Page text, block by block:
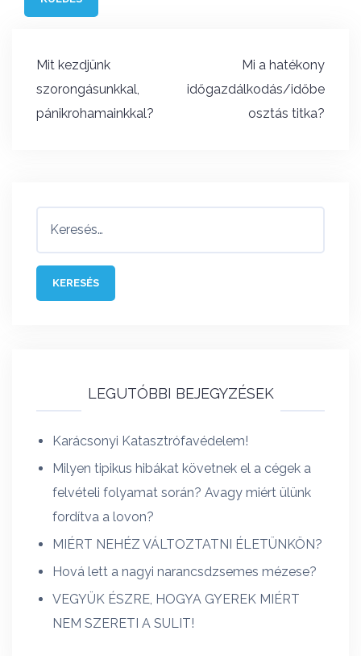
Bejegyzés
navigáció
Mit kezdjünk
szorongásunkkal,
pánikrohamainkkal?
Mi a hatékony
időgazdálkodás/időbe
osztás titka?
LEGUTÓBBI BEJEGYZÉSEK
Karácsonyi Katasztrófavédelem!
Milyen tipikus hibákat követnek el a cégek a
felvételi folyamat során? Avagy miért ülünk
fordítva a lovon?
MIÉRT NEHÉZ VÁLTOZTATNI ÉLETÜNKÖN?
Hová lett a nagyi narancsdzsemes mézese?
VEGYÜK ÉSZRE, HOGYA GYEREK MIÉRT
NEM SZERETI A SULIT!